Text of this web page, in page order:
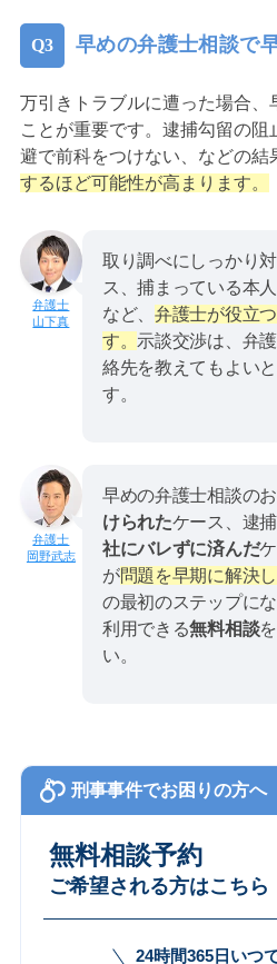
早めの弁護士相談で
万引きトラブルに遭った場合、
ことが重要です。逮捕勾留の阻
避で前科をつけない、などの結
するほど可能性が高まります。
山下真
取り調べにしっかり
ス、捕まっている本
など、弁護士が役立
す。 示談交渉は、弁
絡先を教えてもよい
す。
岡野武志
早めの弁護士相談の
けられたケース、逮
社にバレずに済んだ
が問題を早期に解決
の最初のステップに
利用できる無料相談
い。
刑事事件でお困りの方へ
無料相談予約
ご希望される方はこちら
24時間365日いつ